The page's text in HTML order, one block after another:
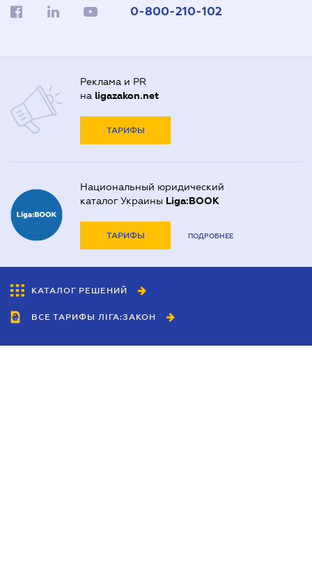
0-800-210-102
Реклама и PR
на ligazakon.net
ТАРИФЫ
Национальный юридический
каталог Украины Liga:BOOK
ТАРИФЫ ПОДРОБНЕЕ
КАТАЛОГ РЕШЕНИЙ
ВСЕ ТАРИФЫ ЛІГА:ЗАКОН